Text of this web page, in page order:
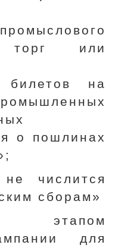
или
на
о пошлинах
числится
сборам»
этапом
для